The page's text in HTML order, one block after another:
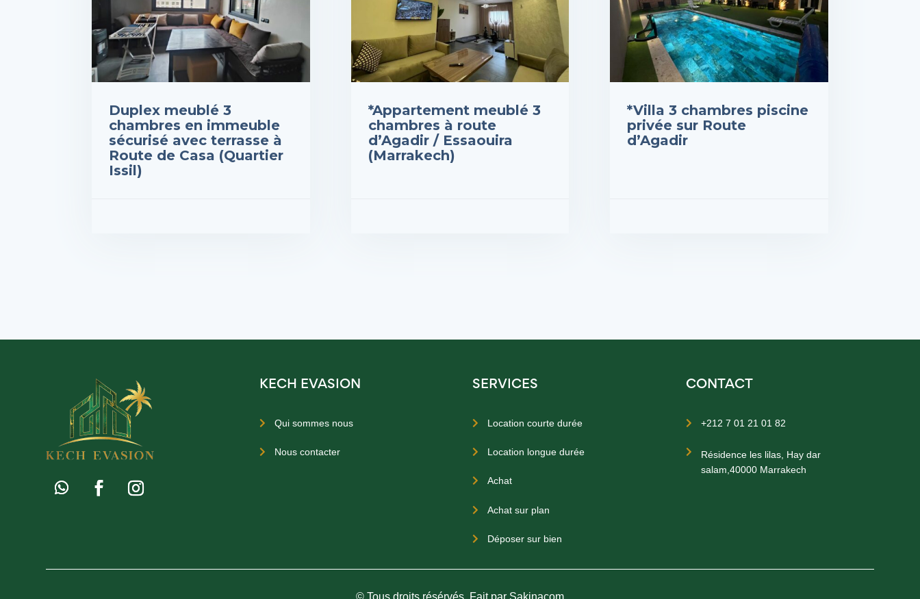
Duplex meublé 3
chambres en immeuble
sécurisé avec terrasse à
Route de Casa (Quartier
Issil)
*Appartement meublé 3
chambres à route
d’Agadir / Essaouira
(Marrakech)
*Villa 3 chambres piscine
privée sur Route
d’Agadir
KECH EVASION
 Qui sommes nous
 Nous contacter
SERVICES
 Location courte durée
 Location longue durée
 Achat
 Achat sur plan
 Déposer sur bien
CONTACT
 +212 7 01 21 01 82

Résidence les lilas, Hay dar
salam,40000 Marrakech